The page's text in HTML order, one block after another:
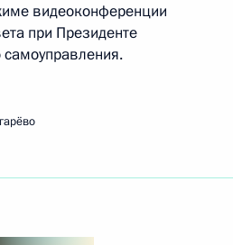
видеоконференции
при Президенте